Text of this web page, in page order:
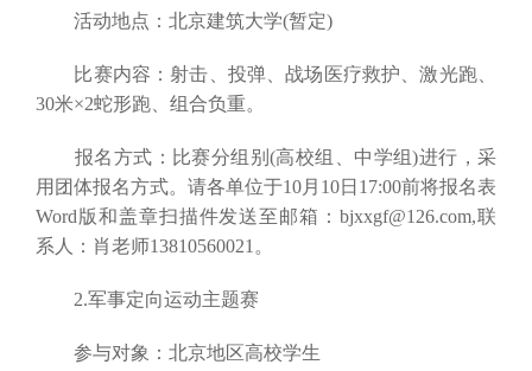
活动地点：北京建筑大学(暂定)
比赛内容：射击、投弹、战场医疗救护、激光跑、
30米×2蛇形跑、组合负重。
报名方式：比赛分组别(高校组、中学组)进行，采
用团体报名方式。请各单位于10月10日17:00前将报名表
Word版和盖章扫描件发送至邮箱：bjxxgf@126.com,联
系人：肖老师13810560021。
2.军事定向运动主题赛
参与对象：北京地区高校学生